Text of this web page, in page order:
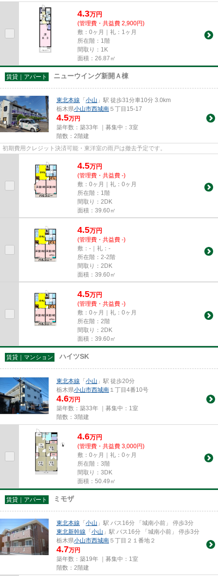
4.3万円
(管理費・共益費 2,900円)
敷：0ヶ月｜礼：1ヶ月
所在階：1階
間取り：1K
面積：26.87㎡
賃貸｜アパート ニューウイング新開Ａ棟
東北本線 「小山 」駅 徒歩31分車10分 3.0km
栃木県小山市西城南 ５丁目15-17
4.5万円
築年数：築33年 ｜募集中： 3室
階数：2階建
初期費用クレジット決済可能・東洋室の雨戸は撤去予定です。
4.5万円
(管理費・共益費 -)
敷：0ヶ月｜礼：0ヶ月
所在階：1階
間取り：2DK
面積：39.60㎡
4.5万円
(管理費・共益費 -)
敷：-｜礼：-
所在階：2-2階
間取り：2DK
面積：39.60㎡
4.5万円
(管理費・共益費 -)
敷：0ヶ月｜礼：0ヶ月
所在階：2階
間取り：2DK
面積：39.60㎡
賃貸｜マンション ハイツSK
東北本線 「小山 」駅 徒歩20分
栃木県小山市西城南 １丁目4番10号
4.6万円
築年数：築33年 ｜募集中： 1室
階数：3階建
4.6万円
(管理費・共益費 3,000円)
敷：0ヶ月｜礼：0ヶ月
所在階：3階
間取り：3DK
面積：50.49㎡
賃貸｜アパート ミモザ
東北本線 「小山 」駅 バス16分 「城南小前」 停歩3分
東北新幹線 「小山 」駅 バス16分 「城南小前」 停歩3分
栃木県小山市西城南 ５丁目２１番地２
4.7万円
築年数：築19年 ｜募集中： 1室
階数：2階建